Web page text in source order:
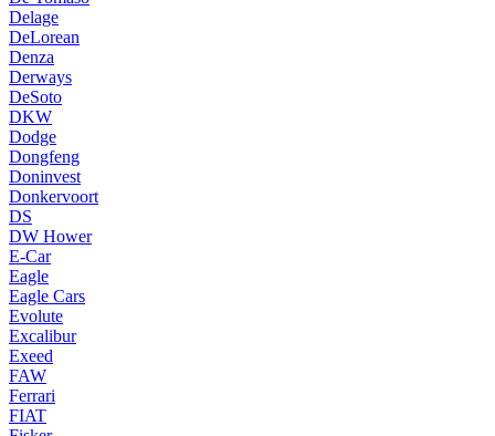
Delage
DeLorean
Denza
Derways
DeSoto
DKW
Dodge
Dongfeng
Doninvest
Donkervoort
DS
DW Hower
E-Car
Eagle
Eagle Cars
Evolute
Excalibur
Exeed
FAW
Ferrari
FIAT